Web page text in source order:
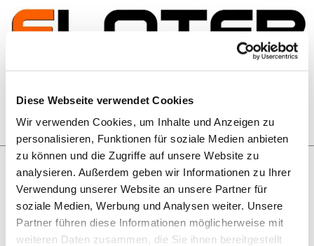
Diese Webseite verwendet Cookies
Wir verwenden Cookies, um Inhalte und Anzeigen zu
personalisieren, Funktionen für soziale Medien anbieten
zu können und die Zugriffe auf unsere Website zu
analysieren. Außerdem geben wir Informationen zu Ihrer
Verwendung unserer Website an unsere Partner für
soziale Medien, Werbung und Analysen weiter. Unsere
Partner führen diese Informationen möglicherweise mit
weiteren Daten zusammen, die Sie ihnen bereitgestellt
Zum Inhalt springen
Artikelsuche
Rechtliches
Hier geht es zu unserenAGB , zumWiderrufsrecht, zum
Impressum und zu unseremDatenschutz.